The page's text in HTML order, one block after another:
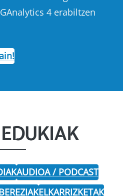
4 erabiltzen
AUDIOA / PODCAST
ELKARRIZKETAK